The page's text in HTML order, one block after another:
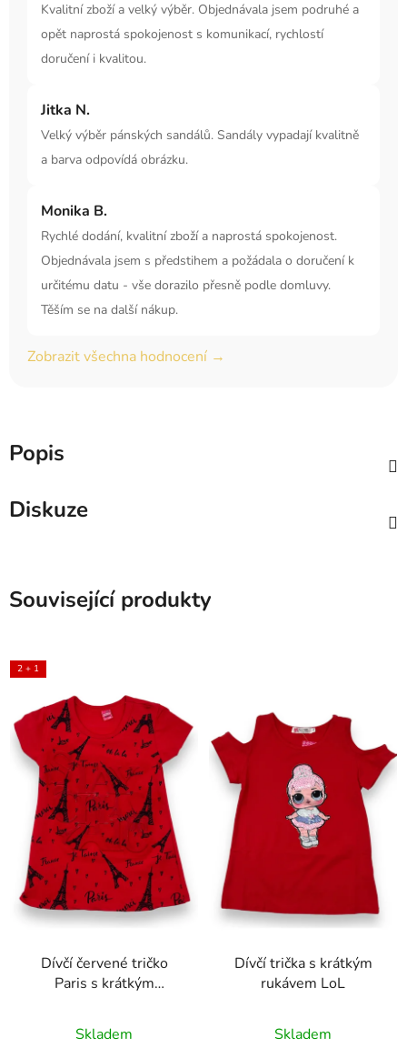
Kvalitní zboží a velký výběr. Objednávala jsem podruhé a
opět naprostá spokojenost s komunikací, rychlostí
doručení i kvalitou.
Jitka N.
Velký výběr pánských sandálů. Sandály vypadají kvalitně
a barva odpovídá obrázku.
Monika B.
Rychlé dodání, kvalitní zboží a naprostá spokojenost.
Objednávala jsem s předstihem a požádala o doručení k
určitému datu - vše dorazilo přesně podle domluvy.
Těším se na další nákup.
Zobrazit všechna hodnocení →
Popis
Diskuze
Související produkty
2 + 1
Dívčí červené tričko
Paris s krátkým
Skladem
Dívčí trička s krátkým
rukávem LoL
Skladem